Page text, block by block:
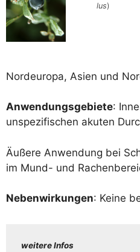
lus)
Nord­eu­ro­pa, Asi­en und
Anwen­dungs­ge­bie­te:
unspe­zi­fi­schen aku­ten
Äuße­re Anwen­dung bei
im Mund- und
Neben­wir­kun­gen: Kei­ne
wei­te­re Infos